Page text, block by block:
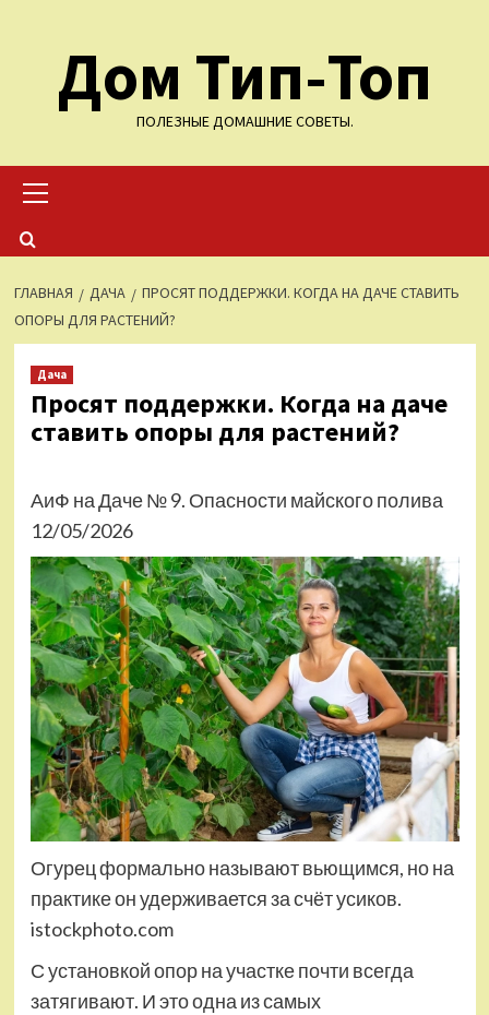
содержимомуДом Тип-Топ
ПОЛЕЗНЫЕ ДОМАШНИЕ СОВЕТЫ.
меню
ГЛАВНАЯ ДАЧА
ПРОСЯТ ПОДДЕРЖКИ. КОГДА НА ДАЧЕ СТАВИТЬ
ОПОРЫ ДЛЯ РАСТЕНИЙ?
Дача
Просят поддержки. Когда на даче
ставить опоры для растений?
АиФ на Даче № 9. Опасности майского полива
12/05/2026
Огурец формально называют вьющимся, но на
практике он удерживается за счёт усиков.
istockphoto.com
С установкой опор на участке почти всегда
затягивают. И это одна из самых